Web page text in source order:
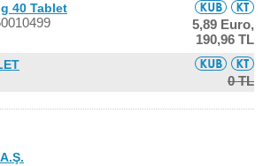
40 Tablet
5,89 Euro,
190,96 TL
0 TL